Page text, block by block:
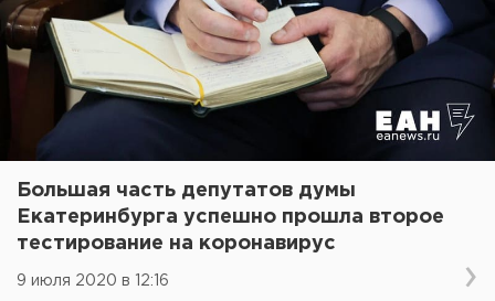
Большая часть депутатов думы
Екатеринбурга успешно прошла второе
тестирование на коронавирус
9 июля 2020 в 12:16